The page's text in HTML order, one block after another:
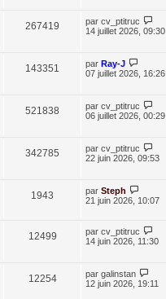
267419 par cv_ptitruc
14 juillet 2026, 09:30
143351 par Ray-J
07 juillet 2026, 16:26
521838 par cv_ptitruc
06 juillet 2026, 00:29
342785 par cv_ptitruc
22 juin 2026, 09:53
1943 par Steph
21 juin 2026, 10:07
12499 par cv_ptitruc
14 juin 2026, 11:30
12254 par galinstan
12 juin 2026, 19:11